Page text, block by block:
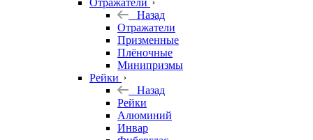
Отражатели
Назад
Отражатели
Призменные
Плёночные
Минипризмы
Рейки
Назад
Рейки
Алюминий
Инвар